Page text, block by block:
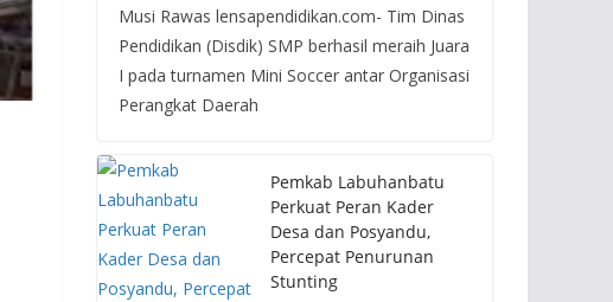
Musi Rawas lensapendidikan.com- Tim Dinas
Pendidikan (Disdik) SMP berhasil meraih Juara
I pada turnamen Mini Soccer antar Organisasi
Perangkat Daerah
Pemkab Labuhanbatu
Perkuat Peran Kader
Desa dan Posyandu,
Percepat Penurunan
Stunting